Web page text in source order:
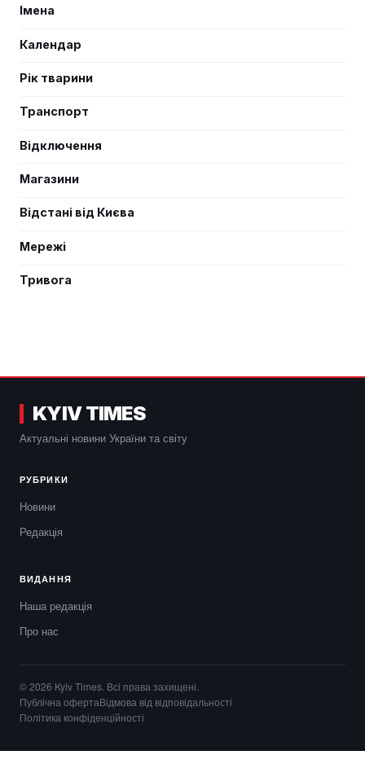
Імена
Календар
Рік тварини
Транспорт
Відключення
Магазини
Відстані від Києва
Мережі
Тривога
KYIV TIMES
Актуальні новини України та світу
РУБРИКИ
Новини
Редакція
ВИДАННЯ
Наша редакція
Про нас
© 2026 Kyiv Times. Всі права захищені.
Публічна офертаВідмова від відповідальності
Політика конфіденційності